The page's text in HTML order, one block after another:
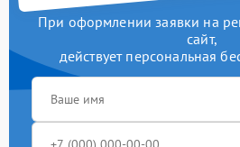
При оформлении заявки на
сайт,
действует персональная